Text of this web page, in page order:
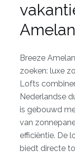
Breeze
zoeken: luxe
Lofts
Nederlandse
is gebouwd
van
efficiëntie. De
biedt directe